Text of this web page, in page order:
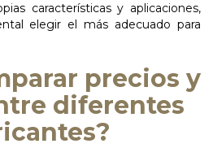
características y aplicaciones,
elegir el más adecuado para
precios y
diferentes